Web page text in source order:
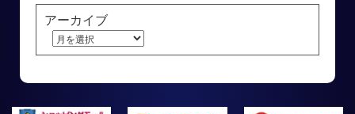
アーカイブ